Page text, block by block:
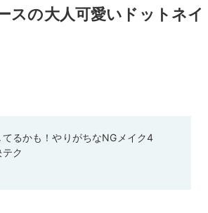
スの大人可愛いドットネイ
るかも！やりがちなNGメイク4
ク